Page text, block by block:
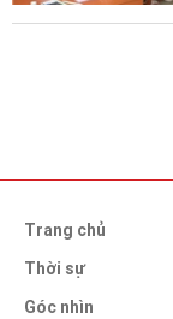
Trang chủ
Thời sự
Góc nhìn